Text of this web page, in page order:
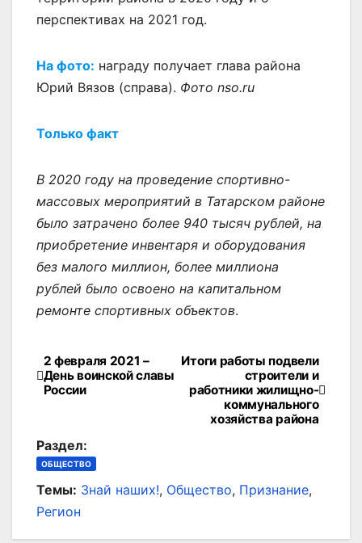
перспективах на 2021 год.
На фото: награду получает глава района
Юрий Вязов (справа). Фото nso.ru
Только факт
В 2020 году на проведение спортивно-
массовых мероприятий в Татарском районе
было затрачено более 940 тысяч рублей, на
приобретение инвентаря и оборудования
без малого миллион, более миллиона
рублей было освоено на капитальном
ремонте спортивных объектов.
Навигация
по
записям
Итоги работы подвели
строители и
работники жилищно-
коммунального
хозяйства района
2 февраля 2021 –
День воинской славы
России
Раздел:
ОБЩЕСТВО
Темы: Знай наших!, Общество, Признание,
Регион